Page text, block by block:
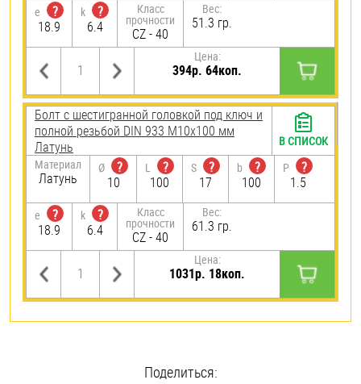
e
?
18.9
k
?
6.4
Класс
прочности
CZ - 40
Вес:
51.3 гр.
Цена:
394р. 64коп.
Болт с шестигранной головкой под ключ и
полной резьбой DIN 933 М10х100 мм
Латунь
Материал
Латунь
Ø
?
10
L
?
100
S
?
17
b
?
100
P
?
1.5
e
?
18.9
k
?
6.4
Класс
прочности
CZ - 40
Вес:
61.3 гр.
Цена:
1031р. 18коп.
В СПИСОК
Поделиться: